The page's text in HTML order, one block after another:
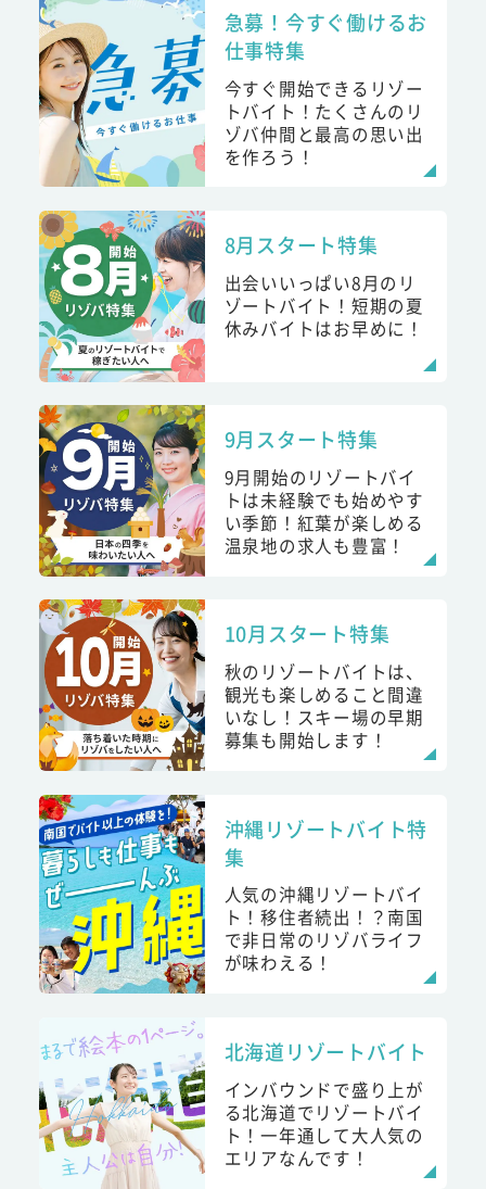
急募！今すぐ働けるお
仕事特集
今すぐ開始できるリゾー
トバイト！たくさんのリ
ゾバ仲間と最高の思い出
を作ろう！
8月スタート特集
出会いいっぱい8月のリ
ゾートバイト！短期の夏
休みバイトはお早めに！
9月スタート特集
9月開始のリゾートバイ
トは未経験でも始めやす
い季節！紅葉が楽しめる
温泉地の求人も豊富！
10月スタート特集
秋のリゾートバイトは、
観光も楽しめること間違
いなし！スキー場の早期
募集も開始します！
沖縄リゾートバイト特
集
人気の沖縄リゾートバイ
ト！移住者続出！？南国
で非日常のリゾバライフ
が味わえる！
北海道リゾートバイト
インバウンドで盛り上が
る北海道でリゾートバイ
ト！一年通して大人気の
エリアなんです！